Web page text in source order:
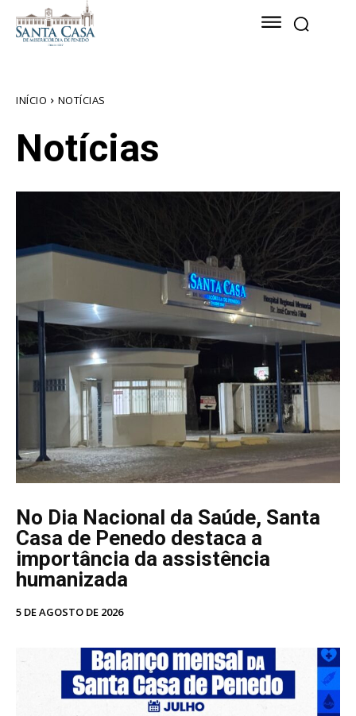
INÍCIO NOTÍCIAS
Notícias
No Dia Nacional da Saúde, Santa
Casa de Penedo destaca a
importância da assistência
humanizada
5 DE AGOSTO DE 2026